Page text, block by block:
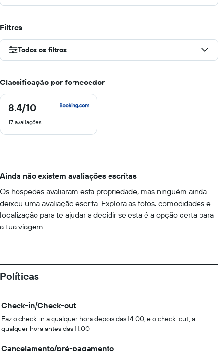
Filtros
Todos os filtros
Classificação por fornecedor
8.4/10
8.4
10
17 avaliações
Ainda não existem avaliações escritas
Os hóspedes avaliaram esta propriedade, mas ninguém ainda
deixou uma avaliação escrita. Explora as fotos, comodidades e
localização para te ajudar a decidir se esta é a opção certa para
a tua viagem.
Políticas
Check-in/Check-out
Faz o check-in a qualquer hora depois das 14:00, e o check-out, a
qualquer hora antes das 11:00
Cancelamento/pré-pagamento